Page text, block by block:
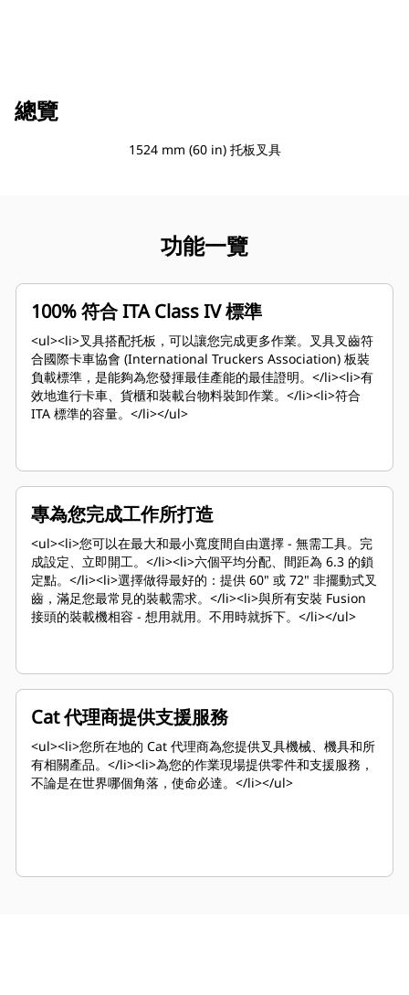
總覽
1524 mm (60 in) 托板叉具
功能一覽
100% 符合 ITA Class IV 標準
<ul><li>叉具搭配托板，可以讓您完成更多作業。叉具叉齒符
合國際卡車協會 (International Truckers Association) 板裝
負載標準，是能夠為您發揮最佳產能的最佳證明。</li><li>有
效地進行卡車、貨櫃和裝載台物料裝卸作業。</li><li>符合
ITA 標準的容量。</li></ul>
專為您完成工作所打造
<ul><li>您可以在最大和最小寬度間自由選擇 - 無需工具。完
成設定、立即開工。</li><li>六個平均分配、間距為 6.3 的鎖
定點。</li><li>選擇做得最好的：提供 60" 或 72" 非擺動式叉
齒，滿足您最常見的裝載需求。</li><li>與所有安裝 Fusion
接頭的裝載機相容 - 想用就用。不用時就拆下。</li></ul>
Cat 代理商提供支援服務
<ul><li>您所在地的 Cat 代理商為您提供叉具機械、機具和所
有相關產品。</li><li>為您的作業現場提供零件和支援服務，
不論是在世界哪個角落，使命必達。</li></ul>